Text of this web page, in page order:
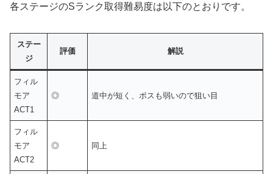
各ステージのSランク取得難易度は以下のとおりです。
ステー
ジ
評価 解説
フィル
モア
ACT1
◎ 道中が短く、ボスも弱いので狙い目
フィル
モア
ACT2
◎ 同上